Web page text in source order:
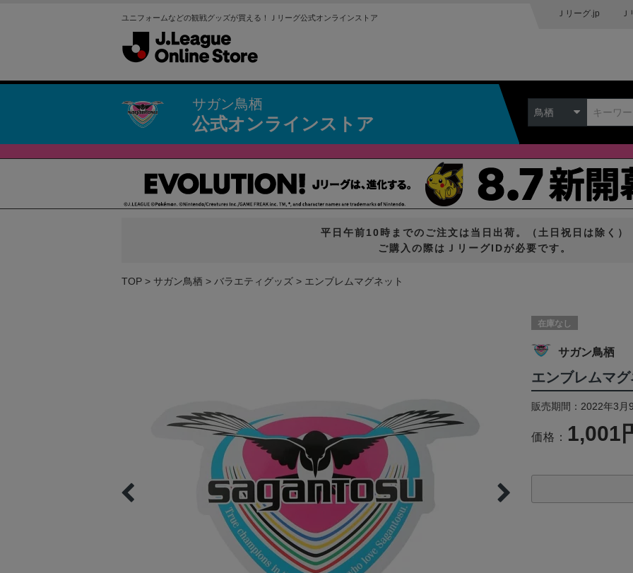
ユニフォームなどの観戦グッズが買える！Ｊリーグ公式オンラインストア Ｊリーグ.jp
サガン鳥栖
公式オンラインストア
鳥栖
平日午前10時までのご注文は当日出荷。（土日祝日は除く）
ご購入の際はＪリーグIDが必要です。
TOP サガン鳥栖 バラエティグッズ エンブレムマグネット
在庫なし
サガン鳥栖
エンブレムマ
販売期間：2022年3
価格： 1,001